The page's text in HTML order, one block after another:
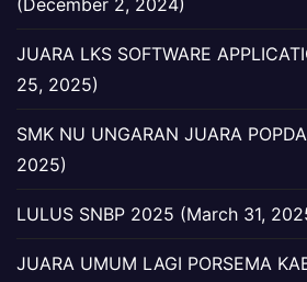
(December 2, 2024)
JUARA LKS SOFTWARE
25, 2025)
SMK NU UNGARAN JUARA
2025)
LULUS SNBP 2025 (March 31,
JUARA UMUM LAGI PORSEMA